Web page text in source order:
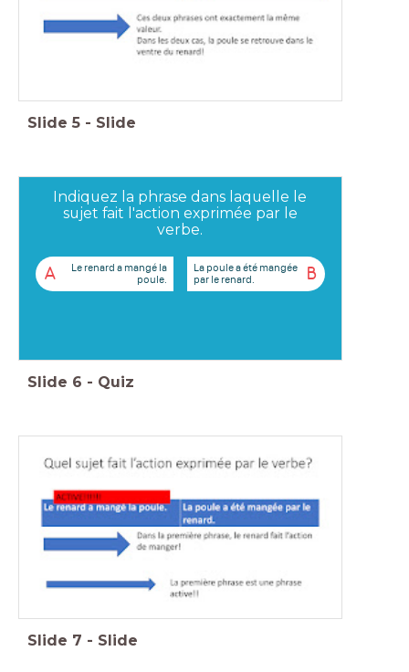
Slide 5 - Slide
Indiquez la phrase dans laquelle le
sujet fait l'action exprimée par le
verbe.
A
Le renard a mangé la
poule.
B
La poule a été mangée
par le renard.
Slide 6 - Quiz
Slide 7 - Slide